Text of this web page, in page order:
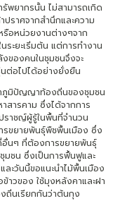
พยากรนั้น ไม่สามารถเกิด
ราศจากสำนึกและความ
รือหน่วยงานต่างๆจาก
ระยะเริ่มต้น แต่การทำงาน
ของคนในชุมชนจึงจะ
ต่อไปได้อย่างยั่งยืน
าภูมิปัญญาท้องถิ่นของชุมชน
สารคาม ซึ่งได้จากการ
ราชญ์ผู้รู้ในพื้นที่จำนวน
รขยายพันธุ์พืชพื้นเมือง ซึ่ง
อื่นๆ ที่ต้องการขยายพันธุ์
มชน ซึ่งเป็นการฟื้นฟูและ
ะวันนี้ขอแนะนำไม้พื้นเมือง
าวของ ใช้มุงหลังคาและฝา
ถิ่นเรียกกันว่าต้นกุง